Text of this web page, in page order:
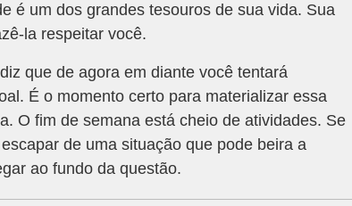
é um dos grandes tesouros de sua vida. Sua
la respeitar você.
que de agora em diante você tentará
É o momento certo para materializar essa
O fim de semana está cheio de atividades. Se
de uma situação que pode beira a
ao fundo da questão.